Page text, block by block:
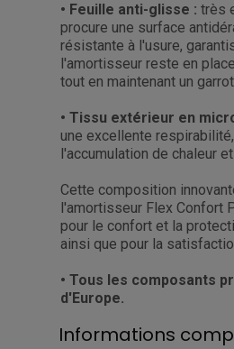
• Feuille anti-glisse : très
procure une surface
résistante à l'usure,
l'amortisseur reste en
tout en maintenant un
• Tissu extérieur en
une excellente
l'accumulation de chaleur
Cette composition
l'amortisseur Flex Confort
pour le confort et la
ainsi que pour la
• Tous les composants
d'Europe.
Informations